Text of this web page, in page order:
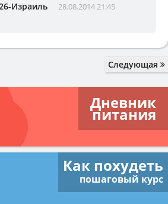
Израиль 28.08.2014 21:45
Следующая
Дневник
питания
Как похудеть
пошаговый курс